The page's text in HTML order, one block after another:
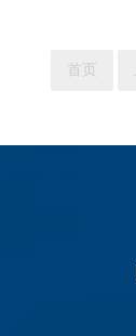
首页